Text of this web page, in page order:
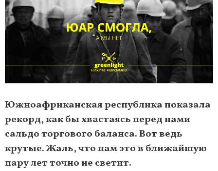
Южноафриканская республика показала
рекорд, как бы хвастаясь перед нами
сальдо торгового баланса. Вот ведь
крутые. Жаль, что нам это в ближайшую
пару лет точно не светит.